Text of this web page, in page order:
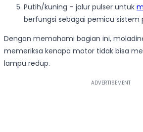
Putih/kuning – jalur pulser untuk
berfungsi sebagai pemicu sistem
Dengan memahami bagian ini,
memeriksa kenapa motor tidak bisa
lampu redup.